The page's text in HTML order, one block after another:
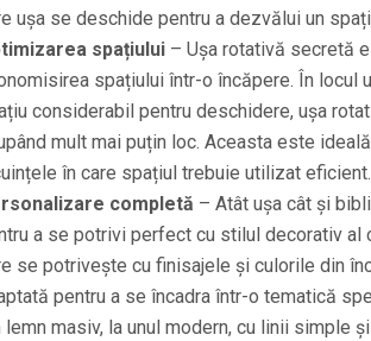
ușa se deschide pentru a dezvălui un
spațiului– Ușa rotativă secretă
spațiului într-o încăpere. În locul
considerabil pentru deschidere, ușa
mult mai puțin loc. Aceasta este
în care spațiul trebuie utilizat eficient.
completă – Atât ușa cât și
a se potrivi perfect cu stilul decorativ al
se potrivește cu finisajele și culorile din
pentru a se încadra într-o tematică
lemn masiv, la unul modern, cu linii simple